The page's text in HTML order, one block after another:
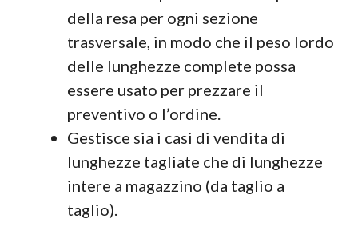
della resa per ogni sezione
trasversale, in modo che il peso lordo
delle lunghezze complete possa
essere usato per prezzare il
preventivo o l’ordine.
Gestisce sia i casi di vendita di
lunghezze tagliate che di lunghezze
intere a magazzino (da taglio a
taglio).